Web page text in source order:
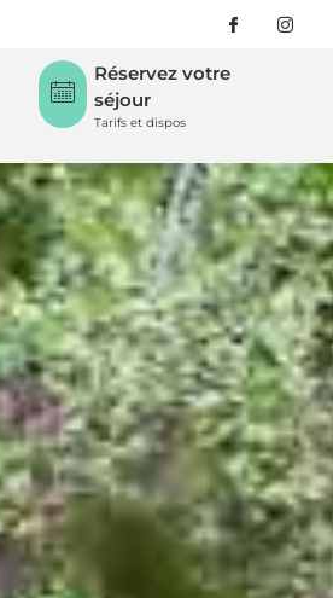
Réservez votre
séjour
Tarifs et dispos